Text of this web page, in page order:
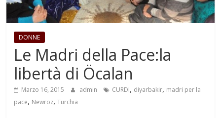
DONNE
Le Madri della Pace:la
libertà di Öcalan
Marzo 16, 2015 admin CURDI, diyarbakir, madri per la
pace, Newroz,Turchia